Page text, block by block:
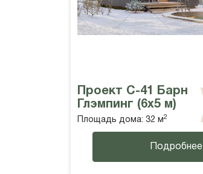
Проект С-41 Барн
Глэмпинг (6х5 м)
Площадь дома: 32 м2
Подробнее